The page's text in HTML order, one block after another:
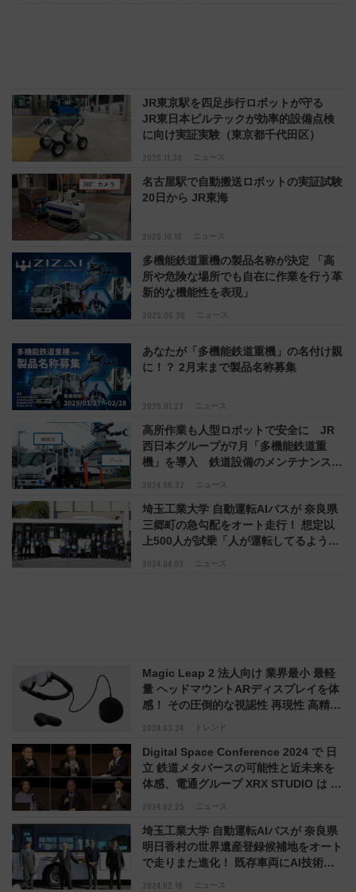
2025.11.30 ニュース
JR東京駅を四足歩行ロボットが守る
JR東日本ビルテックが効率的設備点検
に向け実証実験（東京都千代田区）
2025.10.10 ニュース
名古屋駅で自動搬送ロボットの実証試験
20日から JR東海
2025.06.30 ニュース
多機能鉄道重機の製品名称が決定 「高
所や危険な場所でも自在に作業を行う革
新的な機能性を表現」
2025.01.27 ニュース
あなたが「多機能鉄道重機」の名付け親
に！？ 2月末まで製品名称募集
2024.06.27 ニュース
高所作業も人型ロボットで安全に JR
西日本グループが7月「多機能鉄道重
機」を導入 鉄道設備のメンテナンスに
2024.04.03 ニュース
埼玉工業大学 自動運転AIバスが 奈良県
三郷町の急勾配をオート走行！ 想定以
上500人が試乗「人が運転してるような
2024.03.24 トレンド
Magic Leap 2 法人向け 業界最小 最軽
量 ヘッドマウントARディスプレイを体
感！ その圧倒的な視認性 再現性 高精度
2024.02.25 ニュース
Digital Space Conference 2024 で 日
立 鉄道メタバースの可能性と近未来を
体感、電通グループ XRX STUDIO は In
できるか探求
2024.02.18 ニュース
埼玉工業大学 自動運転AIバスが 奈良県
明日香村の世界遺産登録候補地をオート
で走りまた進化！ 既存車両にAI技術を